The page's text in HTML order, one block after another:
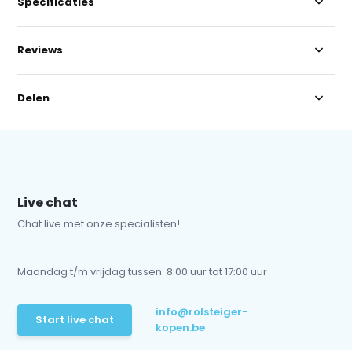
Reviews
Delen
Live chat
Chat live met onze specialisten!
Maandag t/m vrijdag tussen: 8:00 uur tot 17:00 uur
Start live chat
info@rolsteiger-
kopen.be